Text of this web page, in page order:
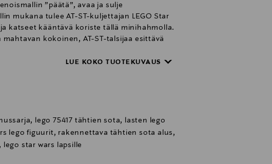
”päätä”, avaa ja sulje
mukana tulee AT-ST-kuljettajan LEGO Star
katseet kääntävä koriste tällä minihahmolla.
kokoinen, AT-ST-talsijaa esittävä
LUE KOKO TUOTEKUVAUS
lego 75417 tähtien sota, lasten lego
lego figuurit, rakennettava tähtien sota alus,
star wars lapsille